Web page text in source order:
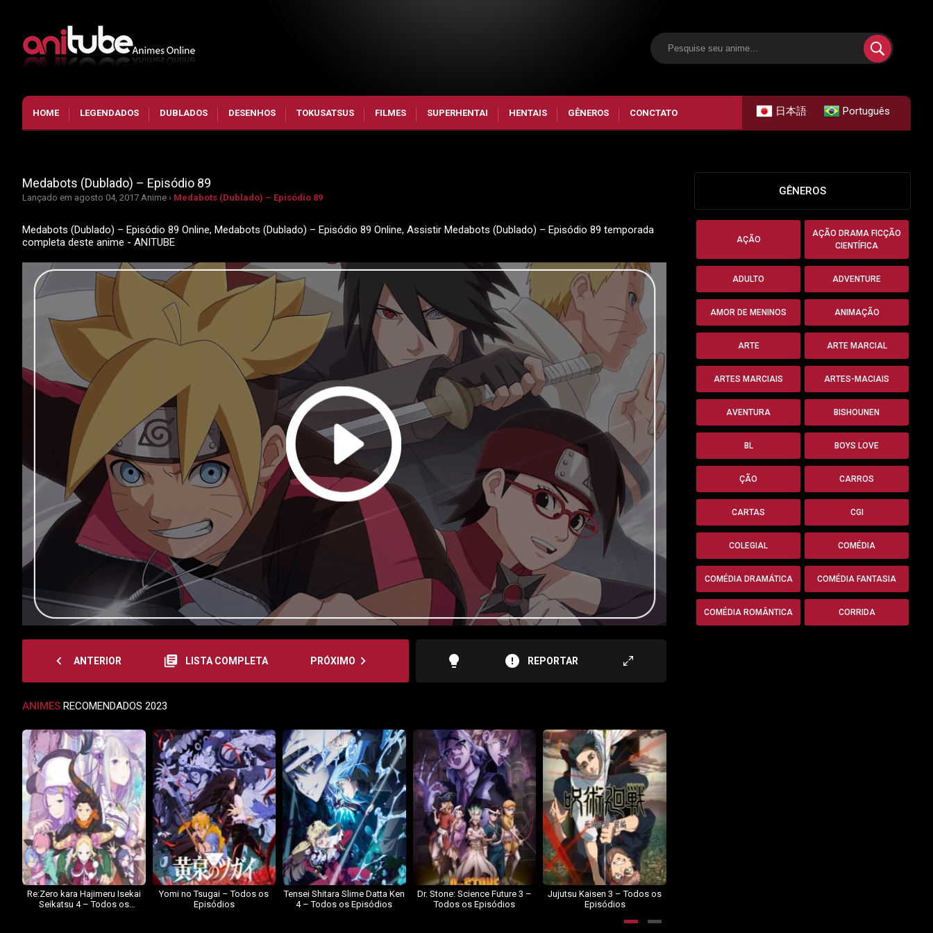
HOME LEGENDADOS DUBLADOS DESENHOS TOKUSATSUS FILMES SUPERHENTAI HENTAIS GÊNEROS CONCTATO 日本語 Português
Medabots (Dublado) – Episódio 89
Lançado em agosto 04, 2017 Anime › Medabots (Dublado) – Episódio 89
Medabots (Dublado) – Episódio 89 Online, Medabots (Dublado) – Episódio 89 Online, Assistir Medabots (Dublado) – Episódio 89 temporada
completa deste anime - ANITUBE
navigate_before ANTERIOR library_books LISTA COMPLETA PRÓXIMO navigate_next lightbulb error REPORTAR
ANIMES RECOMENDADOS 2023
Re:Zero kara Hajimeru Isekai
Seikatsu 4 – Todos os
Yomi no Tsugai – Todos os
Episódios
Tensei Shitara Slime Datta Ken
4 – Todos os Episódios
Dr. Stone: Science Future 3 –
Todos os Episódios
Jujutsu Kaisen 3 – Todos os
Episódios
GÊNEROS
AÇÃO
AÇÃO DRAMA FICÇÃO
CIENTÍFICA
ADULTO ADVENTURE
AMOR DE MENINOS ANIMAÇÃO
ARTE ARTE MARCIAL
ARTES MARCIAIS ARTES-MACIAIS
AVENTURA BISHOUNEN
BL BOYS LOVE
ÇÃO CARROS
CARTAS CGI
COLEGIAL COMÉDIA
COMÉDIA DRAMÁTICA COMÉDIA FANTASIA
COMÉDIA ROMÂNTICA CORRIDA